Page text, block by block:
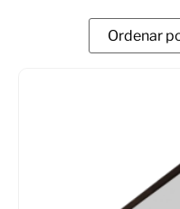
Cabeceiras